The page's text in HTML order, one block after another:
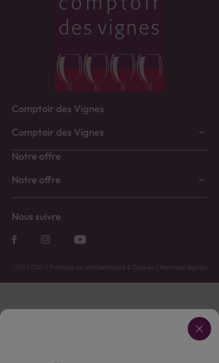
Comptoir des Vignes
Comptoir des Vignes
Notre offre
Notre offre
Nous suivre
CGV | CGU | Politique de confidentialité & Cookies | Mentions légales
Vente uniquement en caves. Contactez votre caviste pour plus de renseignements.
L'ABUS D'ALCOOL EST DANGEREUX POUR LA SANTÉ, À CONSOMMER AVEC MODÉRATION.